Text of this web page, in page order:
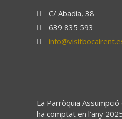
C/ Abadia, 38
639 835 593
La Parròquia
ha comptat en l’any